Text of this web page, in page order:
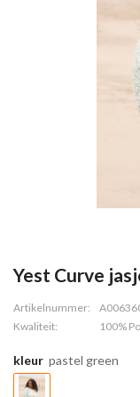
Yest Curve
Artikelnummer:
Kwaliteit:
100%
kleur pastel green